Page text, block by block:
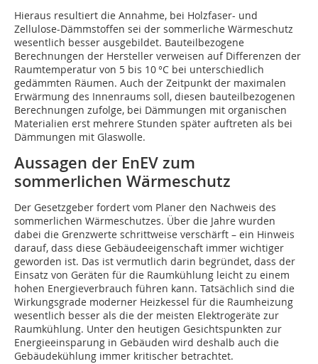
Hieraus resultiert die Annahme, bei Holzfaser- und
Zellulose-Dämmstoffen sei der sommerliche Wärmeschutz
wesentlich besser ausgebildet. Bauteilbezogene
Berechnungen der Hersteller verweisen auf Differenzen der
Raumtemperatur von 5 bis 10 °C bei unterschiedlich
gedämmten Räumen. Auch der Zeitpunkt der maximalen
Erwärmung des Innenraums soll, diesen bauteilbezogenen
Berechnungen zufolge, bei Dämmungen mit organischen
Materialien erst mehrere Stunden später auftreten als bei
Dämmungen mit Glaswolle.
Aussagen der EnEV zum
sommerlichen Wärmeschutz
Der Gesetzgeber fordert vom Planer den Nach­weis des
sommerlichen Wärmeschutzes. Über die Jahre wurden
dabei die Grenzwerte schrittweise verschärft – ein Hinweis
darauf, dass diese Gebäudeeigenschaft immer wichtiger
geworden ist. Das ist vermutlich darin begründet, dass der
Einsatz von Geräten für die Raumkühlung leicht zu einem
hohen Energieverbrauch führen kann. Tatsächlich sind die
Wirkungsgrade moderner Heizkessel für die Raumheizung
wesentlich besser als die der meisten Elektrogeräte zur
Raumkühlung. Unter den heutigen Gesichtspunkten zur
Energieeinsparung in Gebäuden wird deshalb auch die
Gebäudekühlung immer kritischer betrachtet.